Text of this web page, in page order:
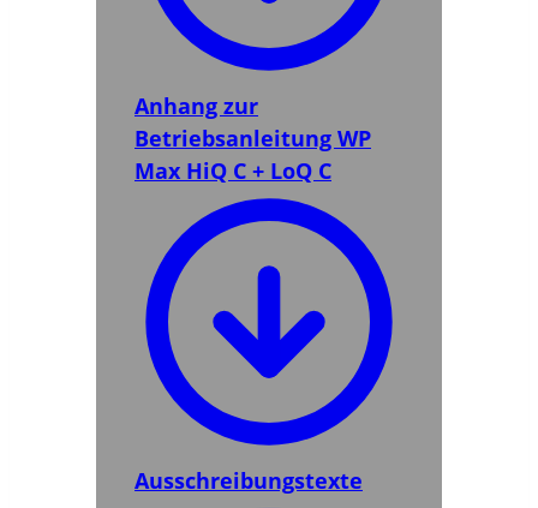
Anhang zur
Betriebsanleitung WP
Max HiQ C + LoQ C
Ausschreibungstexte